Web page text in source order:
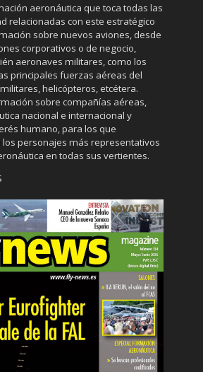
aeronáutica que toca todas las
relacionadas con este estratégico
sobre nuevos aviones, desde
corporativos o de negocio,
aeronaves militares, como los
principales fuerzas aéreas del
helicópteros, etcétera.
sobre compañías aéreas,
nacional e internacional y
humano, para los que
los personajes más representativos
en todas sus vertientes.